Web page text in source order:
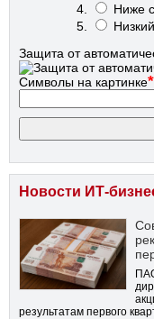
Ниже
Низкий
Защита от
Символы на картинке*
Новости ИТ-
результатам первого